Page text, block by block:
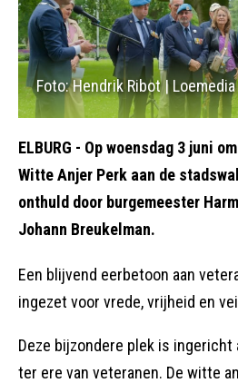
Foto: Hendrik Ribot | Loemedia
ELBURG - Op woensdag 3 juni
Witte Anjer Perk aan de
onthuld door burgemeester
Johann Breukelman.
Een blijvend eerbetoon aan
ingezet voor vrede, vrijheid en
Deze bijzondere plek is
ter ere van veteranen. De witte